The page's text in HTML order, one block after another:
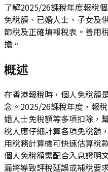
了解2025/26課稅年度報稅
免稅額、已婚人士、子女及
節稅及正確填報稅表。善用
擔。
概述
在香港報稅時，個人免稅額
念。2025/26課稅年度，報
婚人士免稅額等多項扣除，
稅人應仔細計算各項免稅額
用稅務計算機可快速估算稅
個人免稅額需配合入息證明
漏將導致評稅延誤或補稅要